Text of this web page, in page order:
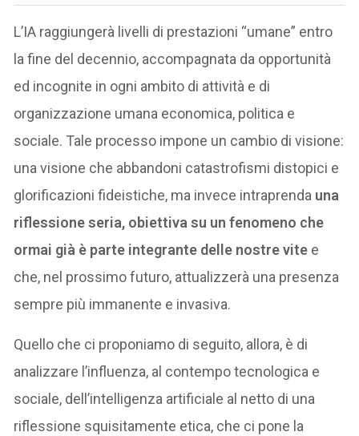
L’IA raggiungerà livelli di prestazioni “umane” entro
la fine del decennio, accompagnata da opportunità
ed incognite in ogni ambito di attività e di
organizzazione umana economica, politica e
sociale. Tale processo impone un cambio di visione:
una visione che abbandoni catastrofismi distopici e
glorificazioni fideistiche, ma invece intraprenda una
riflessione seria, obiettiva su un fenomeno che
ormai già è parte integrante delle nostre vite e
che, nel prossimo futuro, attualizzerà una presenza
sempre più immanente e invasiva.
Quello che ci proponiamo di seguito, allora, è di
analizzare l’influenza, al contempo tecnologica e
sociale, dell’intelligenza artificiale al netto di una
riflessione squisitamente etica, che ci pone la